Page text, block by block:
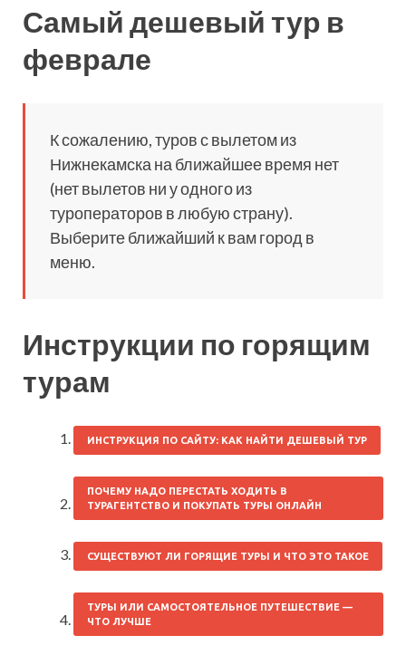
Самый дешевый тур в
феврале
К сожалению, туров с вылетом из
Нижнекамска на ближайшее время нет
(нет вылетов ни у одного из
туроператоров в любую страну).
Выберите ближайший к вам город в
меню.
Инструкции по горящим
турам
ИНСТРУКЦИЯ ПО САЙТУ: КАК НАЙТИ ДЕШЕВЫЙ ТУР
ПОЧЕМУ НАДО ПЕРЕСТАТЬ ХОДИТЬ В
ТУРАГЕНТСТВО И ПОКУПАТЬ ТУРЫ ОНЛАЙН
СУЩЕСТВУЮТ ЛИ ГОРЯЩИЕ ТУРЫ И ЧТО ЭТО ТАКОЕ
ТУРЫ ИЛИ САМОСТОЯТЕЛЬНОЕ ПУТЕШЕСТВИЕ —
ЧТО ЛУЧШЕ